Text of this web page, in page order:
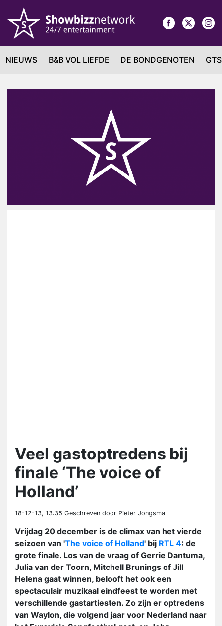
NIEUWS B&B VOL LIEFDE DE BONDGENOTEN
Veel gastoptredens bij
finale ‘The voice of
Holland’
18-12-13, 13:35 Geschreven door Pieter Jongsma
Vrijdag 20 december is de climax van het vierde
seizoen van 'The voice of Holland' bij RTL 4: de
grote finale. Los van de vraag of Gerrie Dantuma,
Julia van der Toorn, Mitchell Brunings of Jill
Helena gaat winnen, belooft het ook een
spectaculair muzikaal eindfeest te worden met
verschillende gastartiesten. Zo zijn er optredens
van Waylon, die volgend jaar voor Nederland naar